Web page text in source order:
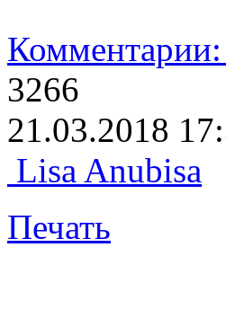
3266
21.03.2018
Lisa Anubisa
Печать